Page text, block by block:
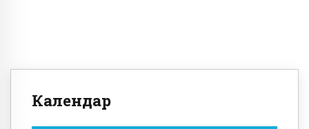
Календар